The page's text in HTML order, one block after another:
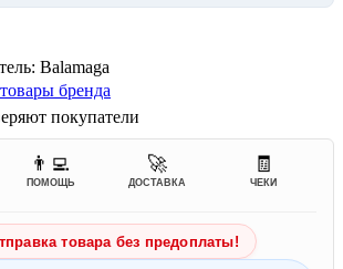
Balamaga
бренда
покупатели
👨‍💻
ПОМОЩЬ
🚀
ДОСТАВКА
🧾
ЧЕКИ
товара без предоплаты!